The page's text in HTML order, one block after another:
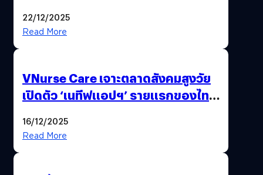
22/12/2025
Read More
VNurse Care เจาะตลาดสังคมสูงวัย
เปิดตัว ‘เนทีฟแอปฯ’ รายแรกของไทย
จบในที่เดียว
16/12/2025
Read More